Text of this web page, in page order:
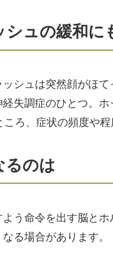
ュの緩和に
シュは突然顔がほ
失調症のひとつ。
ろ、症状の頻度や
るのは
う命令を出す脳と
る場合があります。